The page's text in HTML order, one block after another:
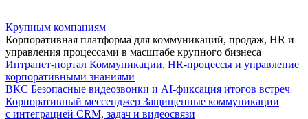
Крупным компаниям
Корпоративная платформа для коммуникаций, продаж, HR и
управления процессами в масштабе крупного бизнеса
Интранет-портал Коммуникации, HR-процессы и управление
корпоративными знаниями
ВКС Безопасные видеозвонки и AI-фиксация итогов встреч
Корпоративный мессенджер Защищенные коммуникации
с интеграцией CRM, задач и видеосвязи